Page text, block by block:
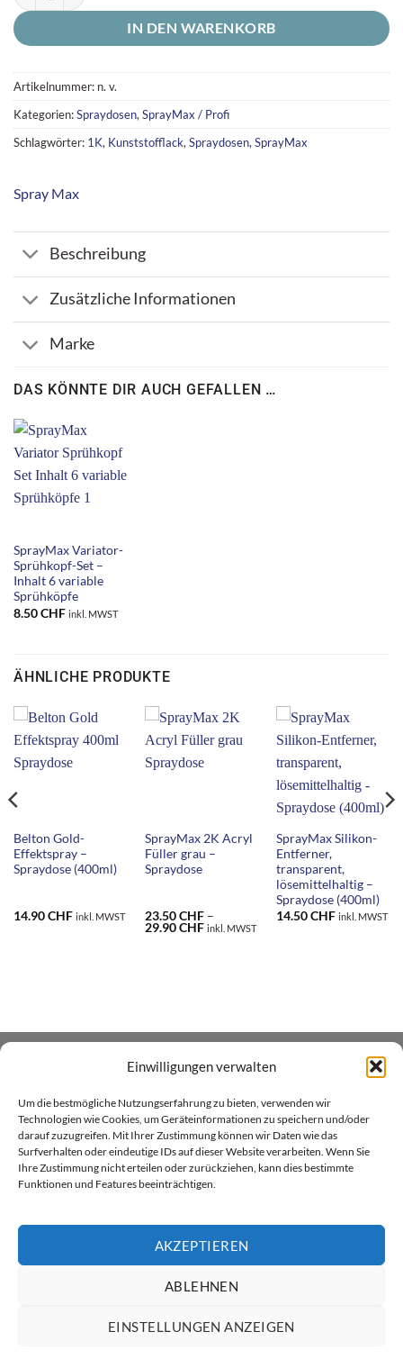
Einwilligungen verwalten
Um die bestmögliche Nutzungserfahrung zu bieten, verwenden wir
Technologien wie Cookies, um Geräteinformationen zu speichern und/oder
darauf zuzugreifen. Mit Ihrer Zustimmung können wir Daten wie das
Surfverhalten oder eindeutige IDs auf dieser Website verarbeiten. Wenn Sie
Ihre Zustimmung nicht erteilen oder zurückziehen, kann dies bestimmte
Funktionen und Features beeinträchtigen.
AKZEPTIEREN
ABLEHNEN
EINSTELLUNGEN ANZEIGEN
IN DEN WARENKORB
Artikelnummer: n. v.
Kategorien:Spraydosen, SprayMax / Profi
Schlagwörter: 1K, Kunststofflack, Spraydosen, SprayMax
Spray Max
Beschreibung
Zusätzliche Informationen
Marke
DAS KÖNNTE DIR AUCH GEFALLEN …
SprayMax Variator-
Sprühkopf-Set –
Inhalt 6 variable
Sprühköpfe
8.50CHF inkl. MWST
ÄHNLICHE PRODUKTE
Belton Gold-
Effektspray –
Spraydose (400ml)
14.90CHF inkl. MWST
SprayMax 2K Acryl
Füller grau –
Spraydose
23.50CHF –
29.90CHFPreisspanne:
inkl. MWST
SprayMax Silikon-
Entferner,
transparent,
lösemittelhaltig –
Spraydose (400ml)
14.50CHF inkl. MWST
Xenial GmbH betreibt den Heim- und Handwerker -
Onlineshop xenial.ch für Holzpflegeprodukte, Farben und
Sprayfarben. Wir sind in Küssnacht am Rigi zu Hause.
Visa MasterCard
ÜBER XENIAL GMBH VERSAND & LIEFERUNG
RÜCKGABERICHTLINIEN KONTAKT